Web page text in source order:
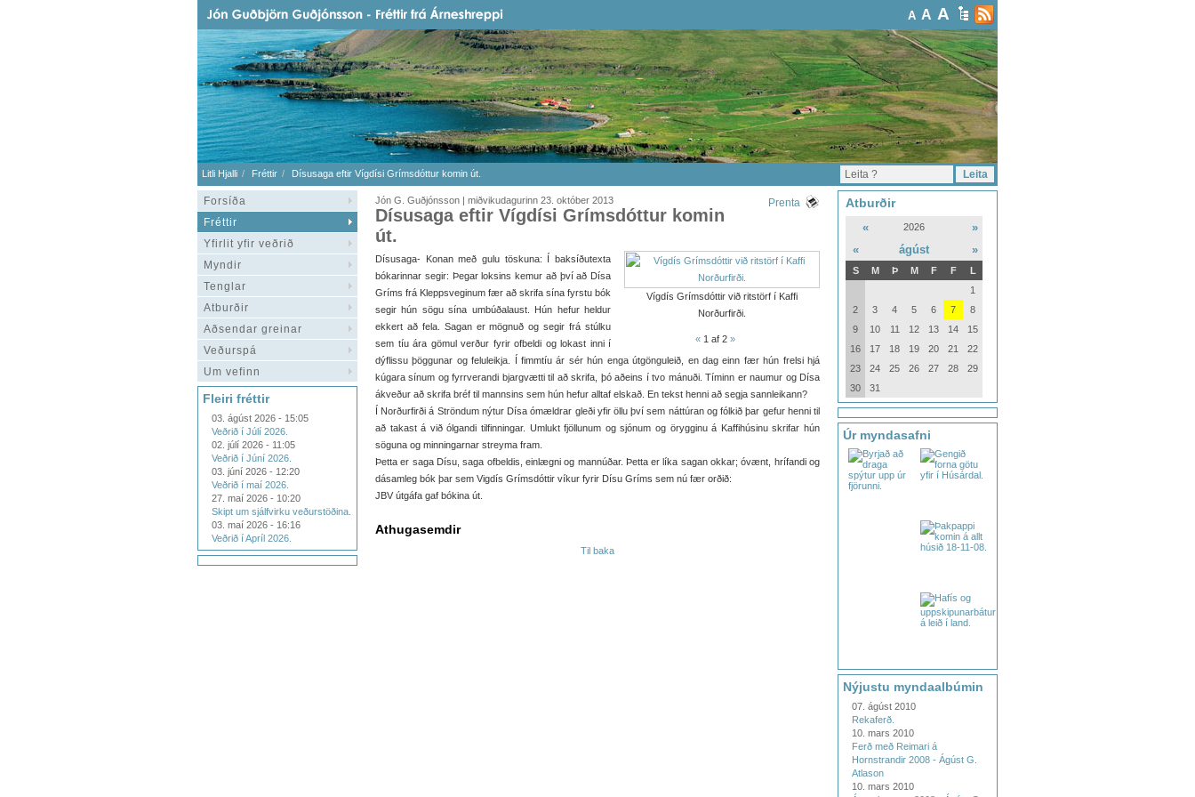
A A A
Litli Hjalli Fréttir Dísusaga eftir Vígdísi Grímsdóttur komin út.
Forsíða
Fréttir
Yfirlit yfir veðrið
Myndir
Tenglar
Atburðir
Aðsendar greinar
Veðurspá
Um vefinn
Fleiri fréttir
03. ágúst 2026 - 15:05
Veðrið í Júlí 2026.
02. júlí 2026 - 11:05
Veðrið í Júní 2026.
03. júní 2026 - 12:20
Veðrið í maí 2026.
27. maí 2026 - 10:20
Skipt um sjálfvirku veðurstöðina.
03. maí 2026 - 16:16
Veðrið í Apríl 2026.
Jón G. Guðjónsson | miðvikudagurinn 23. október 2013 Prenta
Dísusaga eftir Vígdísi Grímsdóttur komin
út.
Vígdís Grímsdóttir við ritstörf í Kaffi
Norðurfirði.
« 1 af 2 »
Dísusaga- Konan með gulu töskuna: Í baksíðutexta
bókarinnar segir: Þegar loksins kemur að því að Dísa
Gríms frá Kleppsveginum fær að skrifa sína fyrstu bók
segir hún sögu sína umbúðalaust. Hún hefur heldur
ekkert að fela. Sagan er mögnuð og segir frá stúlku
sem tíu ára gömul verður fyrir ofbeldi og lokast inni í
dýflissu þöggunar og feluleikja. Í fimmtíu ár sér hún enga útgönguleið, en dag einn fær hún frelsi hjá
kúgara sínum og fyrrverandi bjargvætti til að skrifa, þó aðeins í tvo mánuði. Tíminn er naumur og Dísa
ákveður að skrifa bréf til mannsins sem hún hefur alltaf elskað. En tekst henni að segja sannleikann?
Í Norðurfirði á Ströndum nýtur Dísa ómældrar gleði yfir öllu því sem náttúran og fólkið þar gefur henni til
að takast á við ólgandi tilfinningar. Umlukt fjöllunum og sjónum og örygginu á Kaffihúsinu skrifar hún
söguna og minningarnar streyma fram.
Þetta er saga Dísu, saga ofbeldis, einlægni og mannúðar. Þetta er líka sagan okkar; óvænt, hrífandi og
dásamleg bók þar sem Vigdís Grímsdóttir víkur fyrir Dísu Gríms sem nú fær orðið:
JBV útgáfa gaf bókina út.
Athugasemdir
Til baka
Atburðir
« 2026
»
«
ágúst »
S M Þ M F F
L
1
2
3 4 5 6 7
8
9
10 11 12 13 14
15
16
17 18 19 20 21
22
23
24 25 26 27 28
29
30
31
Úr myndasafni
Nýjustu myndaalbúmin
07. ágúst 2010
Rekaferð.
10. mars 2010
Ferð með Reimari á
Hornstrandir 2008 - Ágúst G.
Atlason
10. mars 2010